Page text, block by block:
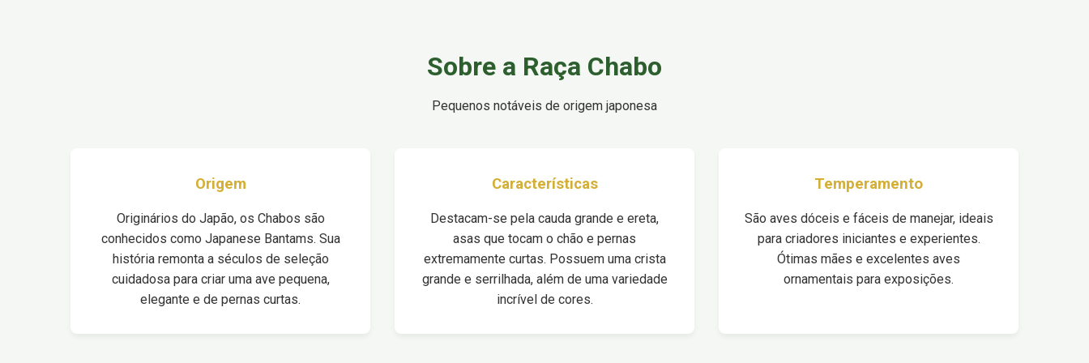
Sobre a Raça Chabo
Pequenos notáveis de origem japonesa
Origem
Originários do Japão, os Chabos são
conhecidos como Japanese Bantams. Sua
história remonta a séculos de seleção
cuidadosa para criar uma ave pequena,
elegante e de pernas curtas.
Características
Destacam-se pela cauda grande e ereta,
asas que tocam o chão e pernas
extremamente curtas. Possuem uma crista
grande e serrilhada, além de uma variedade
incrível de cores.
Temperamento
São aves dóceis e fáceis de manejar, ideais
para criadores iniciantes e experientes.
Ótimas mães e excelentes aves
ornamentais para exposições.